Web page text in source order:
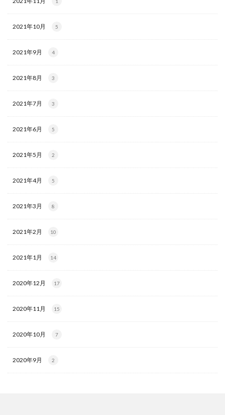
2021年10月 5
2021年9月 4
2021年8月 3
2021年7月 3
2021年6月 5
2021年5月 2
2021年4月 5
2021年3月 8
2021年2月 10
2021年1月 14
2020年12月 17
2020年11月 15
2020年10月 7
2020年9月 2